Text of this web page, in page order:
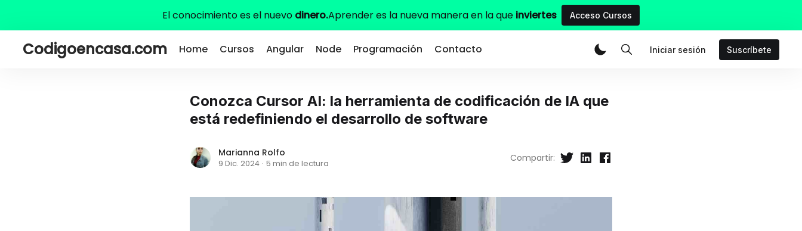
El conocimiento es el nuevo dinero.Aprender es la nueva manera en la que inviertes Acceso Cursos
Codigoencasa.com Home Cursos Angular Node Programación Contacto Iniciar sesión Suscríbete
Conozca Cursor AI: la herramienta de codificación de IA que
está redefiniendo el desarrollo de software
Marianna Rolfo
9 Dic. 2024 · 5 min de lectura Compartir: